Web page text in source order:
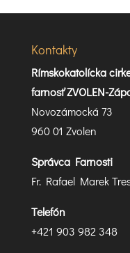
Kontakty
Rímskokatolícka
farnosť ZVOLEN-
Novozámocká 73
960 01 Zvolen
Správca Farnosti
Fr. Rafael Marek
Telefón
+421 903 982 348